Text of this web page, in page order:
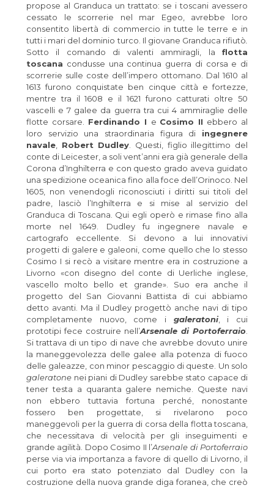
propose al Granduca un trattato: se i toscani avessero
cessato le scorrerie nel mar Egeo, avrebbe loro
consentito libertà di commercio in tutte le terre e in
tutti i mari del dominio turco. Il giovane Granduca rifiutò.
Sotto il comando di valenti ammiragli, la flotta
toscana condusse una continua guerra di corsa e di
scorrerie sulle coste dell’impero ottomano. Dal 1610 al
1613 furono conquistate ben cinque città e fortezze,
mentre tra il 1608 e il 1621 furono catturati oltre 50
vascelli e 7 galee da guerra tra cui 4 ammiraglie delle
flotte corsare. Ferdinando I e Cosimo II ebbero al
loro servizio una straordinaria figura di ingegnere
navale, Robert Dudley. Questi, figlio illegittimo del
conte di Leicester, a soli vent’anni era già generale della
Corona d’Inghilterra e con questo grado aveva guidato
una spedizione oceanica fino alla foce dell’Orinoco. Nel
1605, non venendogli riconosciuti i diritti sui titoli del
padre, lasciò l’Inghilterra e si mise al servizio del
Granduca di Toscana. Qui egli operò e rimase fino alla
morte nel 1649. Dudley fu ingegnere navale e
cartografo eccellente. Si devono a lui innovativi
progetti di galere e galeoni, come quello che lo stesso
Cosimo I si recò a visitare mentre era in costruzione a
Livorno «con disegno del conte di Uerliche inglese,
vascello molto bello et grande». Suo era anche il
progetto del San Giovanni Battista di cui abbiamo
detto avanti. Ma il Dudley progettò anche navi di tipo
completamente nuovo, come i galeratoni, i cui
prototipi fece costruire nell’Arsenale di Portoferraio.
Si trattava di un tipo di nave che avrebbe dovuto unire
la maneggevolezza delle galee alla potenza di fuoco
delle galeazze, con minor pescaggio di queste. Un solo
galeratone nei piani di Dudley sarebbe stato capace di
tener testa a quaranta galere nemiche. Queste navi
non ebbero tuttavia fortuna perché, nonostante
fossero ben progettate, si rivelarono poco
maneggevoli per la guerra di corsa della flotta toscana,
che necessitava di velocità per gli inseguimenti e
grande agilità. Dopo Cosimo II l’Arsenale di Portoferraio
perse via via importanza a favore di quello di Livorno, il
cui porto era stato potenziato dal Dudley con la
costruzione della nuova grande diga foranea, che creò